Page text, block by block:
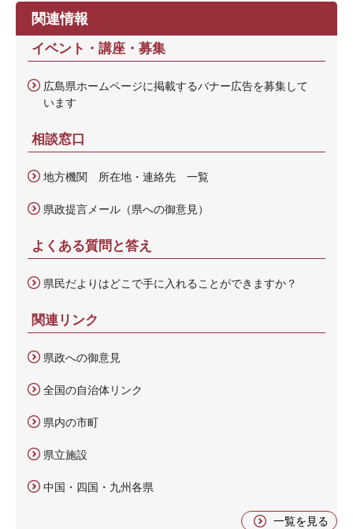
関連情報
イベント・講座・募集
広島県ホームページに掲載するバナー広告を募集して
います
相談窓口
地方機関 所在地・連絡先 一覧
県政提言メール（県への御意見）
よくある質問と答え
県民だよりはどこで手に入れることができますか？
関連リンク
県政への御意見
全国の自治体リンク
県内の市町
県立施設
中国・四国・九州各県
一覧を見る